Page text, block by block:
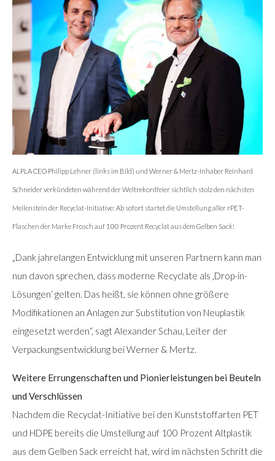
ALPLA CEO Philipp Lehner (links im Bild) und Werner & Mertz-Inhaber Reinhard
Schneider verkündeten während der Weltrekordfeier sichtlich stolz den nächsten
Meilenstein der Recyclat-Initiative: Ab sofort startet die Umstellung aller rPET-
Flaschen der Marke Frosch auf 100 Prozent Recyclat aus dem Gelben Sack!
„Dank jahrelangen Entwicklung mit unseren Partnern kann man
nun davon sprechen, dass moderne Recyclate als ‚Drop-in-
Lösungen‘ gelten. Das heißt, sie können ohne größere
Modifikationen an Anlagen zur Substitution von Neuplastik
eingesetzt werden“, sagt Alexander Schau, Leiter der
Verpackungsentwicklung bei Werner & Mertz.
Weitere Errungenschaften und Pionierleistungen bei Beuteln
und Verschlüssen
Nachdem die Recyclat-Initiative bei den Kunststoffarten PET
und HDPE bereits die Umstellung auf 100 Prozent Altplastik
aus dem Gelben Sack erreicht hat, wird im nächsten Schritt die